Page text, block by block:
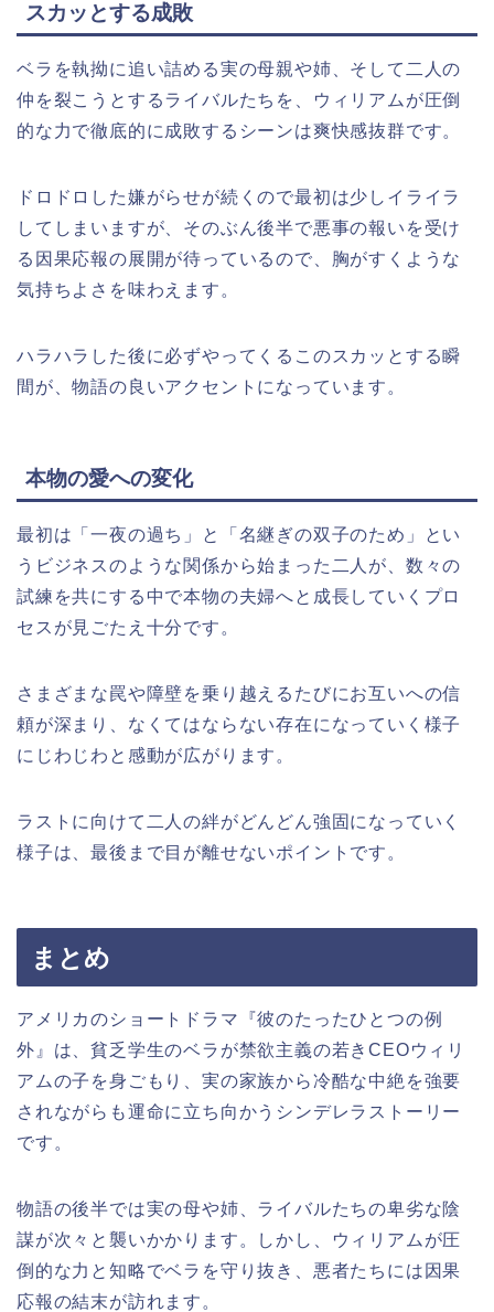
スカッとする成敗
ベラを執拗に追い詰める実の母親や姉、そして二人の
仲を裂こうとするライバルたちを、ウィリアムが圧倒
的な力で徹底的に成敗するシーンは爽快感抜群です。
ドロドロした嫌がらせが続くので最初は少しイライラ
してしまいますが、そのぶん後半で悪事の報いを受け
る因果応報の展開が待っているので、胸がすくような
気持ちよさを味わえます。
ハラハラした後に必ずやってくるこのスカッとする瞬
間が、物語の良いアクセントになっています。
本物の愛への変化
最初は「一夜の過ち」と「名継ぎの双子のため」とい
うビジネスのような関係から始まった二人が、数々の
試練を共にする中で本物の夫婦へと成長していくプロ
セスが見ごたえ十分です。
さまざまな罠や障壁を乗り越えるたびにお互いへの信
頼が深まり、なくてはならない存在になっていく様子
にじわじわと感動が広がります。
ラストに向けて二人の絆がどんどん強固になっていく
様子は、最後まで目が離せないポイントです。
まとめ
アメリカのショートドラマ『彼のたったひとつの例
外』は、貧乏学生のベラが禁欲主義の若きCEOウィリ
アムの子を身ごもり、実の家族から冷酷な中絶を強要
されながらも運命に立ち向かうシンデレラストーリー
です。
物語の後半では実の母や姉、ライバルたちの卑劣な陰
謀が次々と襲いかかります。しかし、ウィリアムが圧
倒的な力と知略でベラを守り抜き、悪者たちには因果
応報の結末が訪れます。